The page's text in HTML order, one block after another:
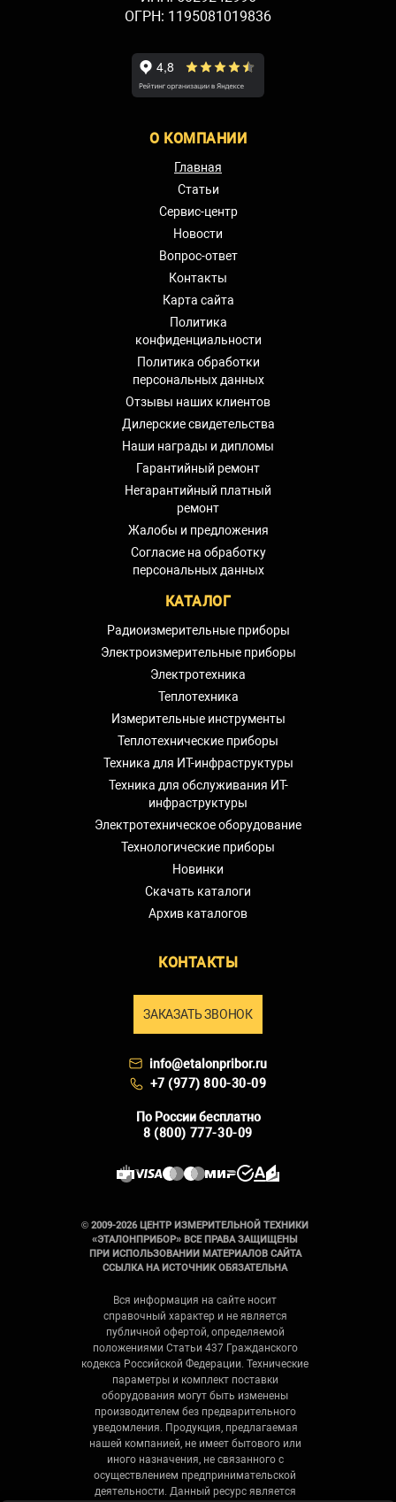
ОГРН: 1195081019836
О КОМПАНИИ
Главная
Статьи
Сервис-центр
Новости
Вопрос-ответ
Контакты
Карта сайта
Политика
конфиденциальности
Политика обработки
персональных данных
Отзывы наших клиентов
Дилерские свидетельства
Наши награды и дипломы
Гарантийный ремонт
Негарантийный платный
ремонт
Жалобы и предложения
Согласие на обработку
персональных данных
КАТАЛОГ
Радиоизмерительные приборы
Электроизмерительные приборы
Электротехника
Теплотехника
Измерительные инструменты
Теплотехнические приборы
Техника для ИТ-инфраструктуры
Техника для обслуживания ИТ-
инфраструктуры
Электротехническое оборудование
Технологические приборы
Новинки
Скачать каталоги
Архив каталогов
КОНТАКТЫ
ЗАКАЗАТЬ ЗВОНОК
info@etalonpribor.ru
+7 (977) 800-30-09
По России бесплатно
8 (800) 777-30-09
© 2009-2026 ЦЕНТР ИЗМЕРИТЕЛЬНОЙ ТЕХНИКИ
«ЭТАЛОНПРИБОР» ВСЕ ПРАВА ЗАЩИЩЕНЫ
ПРИ ИСПОЛЬЗОВАНИИ МАТЕРИАЛОВ САЙТА
ССЫЛКА НА ИСТОЧНИК ОБЯЗАТЕЛЬНА
Вся информация на сайте носит
справочный характер и не является
публичной офертой, определяемой
положениями Статьи 437 Гражданского
кодекса Российской Федерации. Технические
параметры и комплект поставки
оборудования могут быть изменены
производителем без предварительного
уведомления. Продукция, предлагаемая
нашей компанией, не имеет бытового или
иного назначения, не связанного с
осуществлением предпринимательской
деятельности. Данный ресурс является